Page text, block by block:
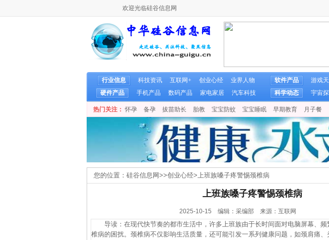
欢迎光临硅谷信息网
行业信息 科技资讯 互联网+ 创业心经
业界人物
硬件产品
手机产品 数码产品 家电家居 汽车科技
软件产品 游戏
科学动态
宇宙
热门关注： 怀孕 备孕 拔苗助长 胎教 宝宝防蚊 宝宝睡眠 早期教育 月子餐
您的位置： 硅谷信息网>>创业心经>上班族嗓子疼警惕颈椎病
上班族嗓子疼警惕颈椎病
2025-10-15 编辑：采编部 来源：互联网
导读：在现代快节奏的都市生活中，许多上班族由于长时间面对电脑屏幕、频
椎病的困扰。颈椎病不仅影响生活质量，还可能引发一系列健康问题，如颈肩痛